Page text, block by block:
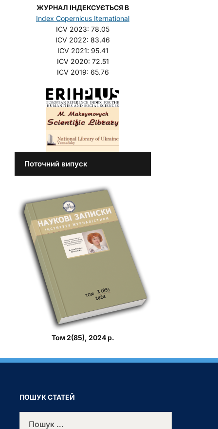
ЖУРНАЛ ІНДЕКСУЄТЬСЯ В
Index Copernicus Iternational
ICV 2023: 78.05
ICV 2022: 83.46
ICV 2021: 95.41
ICV 2020: 72.51
ICV 2019: 65.76
Поточний випуск
Том 2(85), 2024 р.
ПОШУК СТАТЕЙ